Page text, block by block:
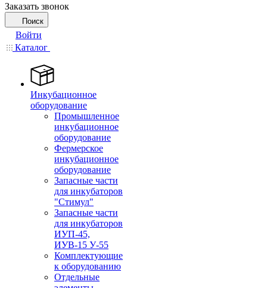
Заказать звонок
Поиск
Войти
Каталог
Инкубационное
оборудование
Промышленное
инкубационное
оборудование
Фермерское
инкубационное
оборудование
Запасные части
для инкубаторов
"Стимул"
Запасные части
для инкубаторов
ИУП-45,
ИУВ-15 У-55
Комплектующие
к оборудованию
Отдельные